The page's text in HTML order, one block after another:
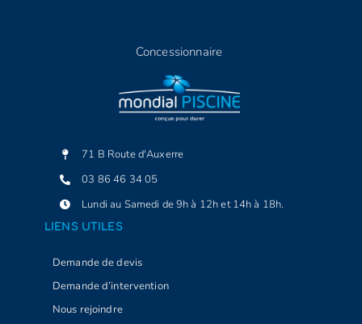
Concessionnaire
71 B Route d'Auxerre
03 86 46 34 05
Lundi au Samedi de 9h à 12h et 14h à 18h.
LIENS UTILES
Demande de devis
Demande d’intervention
Nous rejoindre